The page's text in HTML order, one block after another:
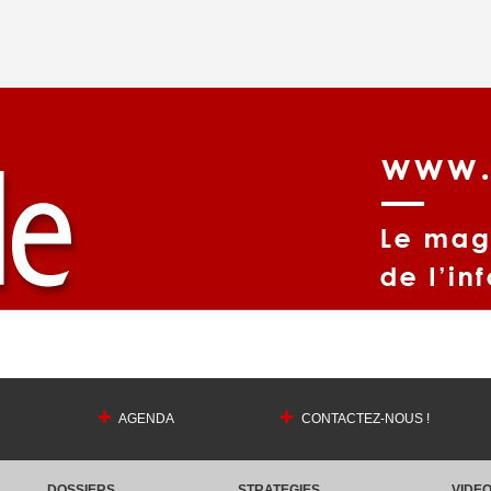
AGENDA CONTACTEZ-NOUS !